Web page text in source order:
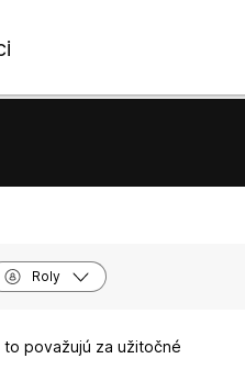
Roly
to považujú za užitočné